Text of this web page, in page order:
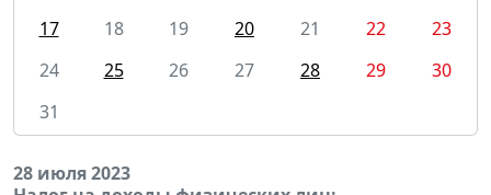
17
18 19 20 21 22
23
24
25 26 27 28 29
30
31
28 июля 2023